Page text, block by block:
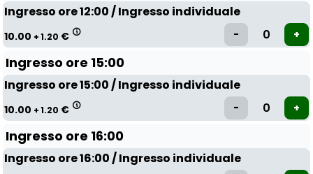
Ingresso ore 12:00 / Ingresso individuale
10.00 + 1.20 €
Ingresso ore 15:00
Ingresso ore 15:00 / Ingresso individuale
10.00 + 1.20 €
Ingresso ore 16:00
Ingresso ore 16:00 / Ingresso individuale